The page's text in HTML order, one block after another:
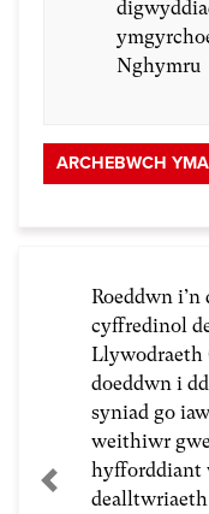
Nghymru
ARCHEBWCH YMA
Roeddwn
cyffredinol
Llywodraeth
doeddwn i
syniad go
weithiwr
hyfforddiant
Previous